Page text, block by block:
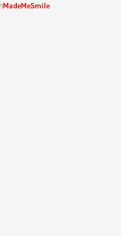
MadeMeSmile